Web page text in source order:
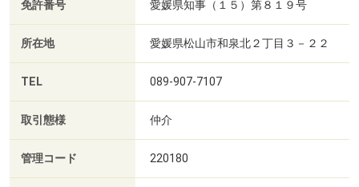
免許番号 愛媛県知事（１５）第８１９号
所在地 愛媛県松山市和泉北２丁目３－２２
TEL 089-907-7107
取引態様 仲介
管理コード 220180